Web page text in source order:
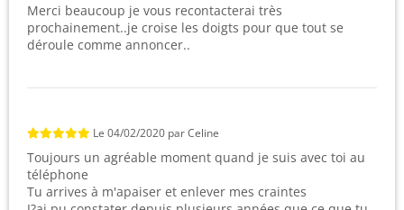
Merci beaucoup je vous recontacterai très
prochainement..je croise les doigts pour que tout se
déroule comme annoncer..
Le 04/02/2020 parCeline
Toujours un agréable moment quand je suis avec toi au
téléphone
Tu arrives à m'apaiser et enlever mes craintes